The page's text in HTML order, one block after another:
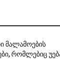
მალამოების
რომლებიც